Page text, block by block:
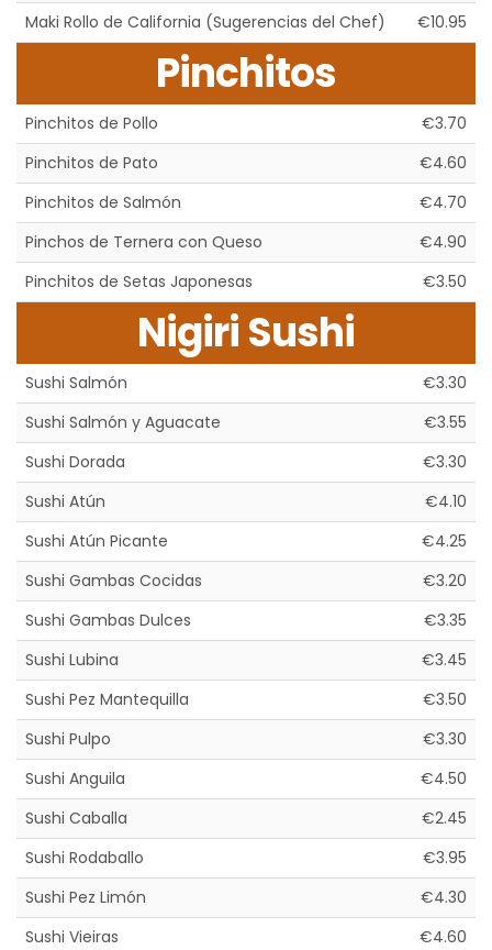
Maki Rollo de California (Sugerencias del Chef)
€10.95
Pinchitos
Pinchitos de Pollo
€3.70
Pinchitos de Pato
€4.60
Pinchitos de Salmón
€4.70
Pinchos de Ternera con Queso
€4.90
Pinchitos de Setas Japonesas
€3.50
Nigiri Sushi
Sushi Salmón
€3.30
Sushi Salmón y Aguacate
€3.55
Sushi Dorada
€3.30
Sushi Atún
€4.10
Sushi Atún Picante
€4.25
Sushi Gambas Cocidas
€3.20
Sushi Gambas Dulces
€3.35
Sushi Lubina
€3.45
Sushi Pez Mantequilla
€3.50
Sushi Pulpo
€3.30
Sushi Anguila
€4.50
Sushi Caballa
€2.45
Sushi Rodaballo
€3.95
Sushi Pez Limón
€4.30
Sushi Vieiras
€4.60